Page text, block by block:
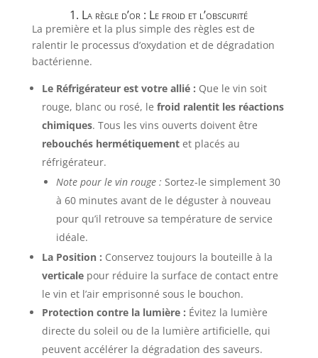
1. La règle d’or : Le froid et l’obscurité
La première et la plus simple des règles est de
ralentir le processus d’oxydation et de dégradation
bactérienne.
Le Réfrigérateur est votre allié : Que le vin soit
rouge, blanc ou rosé, le froid ralentit les réactions
chimiques. Tous les vins ouverts doivent être
rebouchés hermétiquementet placés au
réfrigérateur.
Note pour le vin rouge : Sortez-le simplement 30
à 60 minutes avant de le déguster à nouveau
pour qu’il retrouve sa température de service
idéale.
La Position : Conservez toujours la bouteille à la
verticalepour réduire la surface de contact entre
le vin et l’air emprisonné sous le bouchon.
Protection contre la lumière : Évitez la lumière
directe du soleil ou de la lumière artificielle, qui
peuvent accélérer la dégradation des saveurs.